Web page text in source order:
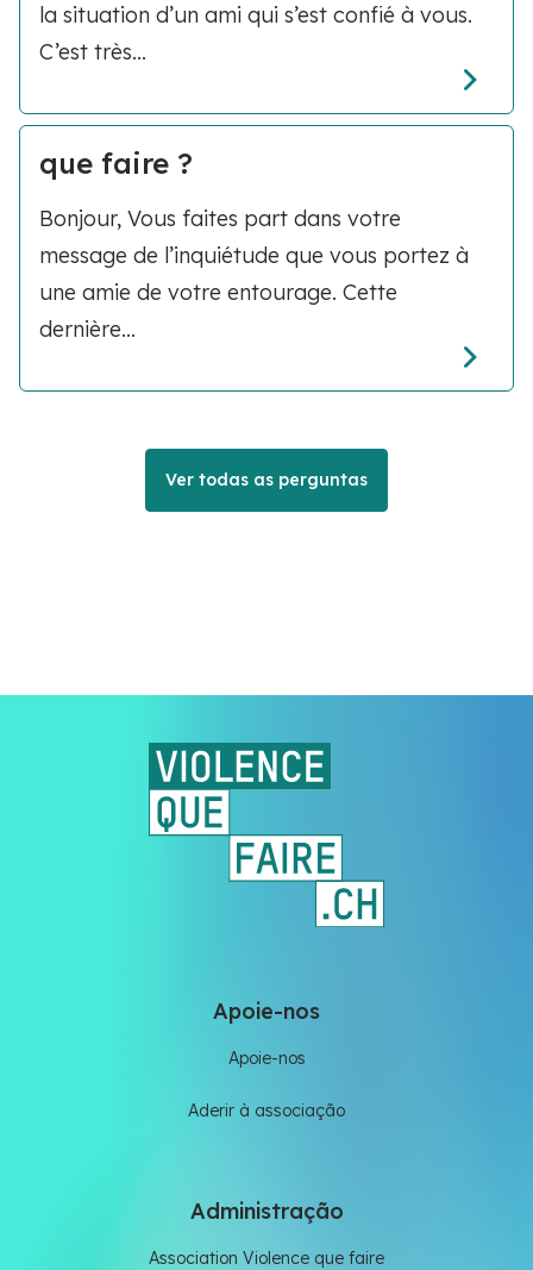
la situation d’un ami qui s’est confié à vous.
C’est très...
que faire ?
Bonjour, Vous faites part dans votre
message de l’inquiétude que vous portez à
une amie de votre entourage. Cette
dernière...
Ver todas as perguntas
Apoie-nos
Apoie-nos
Aderir à associação
Administração
Association Violence que faire